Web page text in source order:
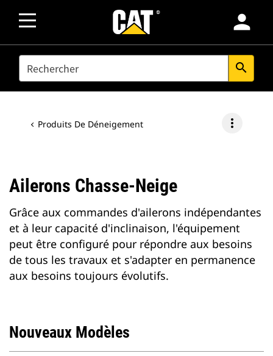
person
SEARCH search
Produits De Déneigement more_vert
Ailerons Chasse-Neige
Grâce aux commandes d'ailerons indépendantes
et à leur capacité d'inclinaison, l'équipement
peut être configuré pour répondre aux besoins
de tous les travaux et s'adapter en permanence
aux besoins toujours évolutifs.
Nouveaux Modèles